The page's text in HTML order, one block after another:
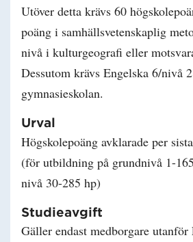
Utöver detta krävs 60
poäng i samhällsvetenskaplig
nivå i kulturgeografi eller
Dessutom krävs Engelska 6/nivå
gymnasieskolan.
Urval
Högskolepoäng avklarade per
(för utbildning på grundnivå 1-
nivå 30-285 hp)
Studieavgift
Gäller endast medborgare